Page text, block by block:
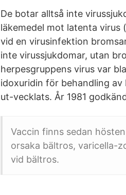
De botar alltså inte
läkemedel mot latenta virus
vid en virusinfektion
inte virussjukdomar, utan
herpesgruppens virus var
idoxuridin för behandling
ut-vecklats. År 1981
Vaccin finns sedan
orsaka bältros, varicella-
vid bältros.